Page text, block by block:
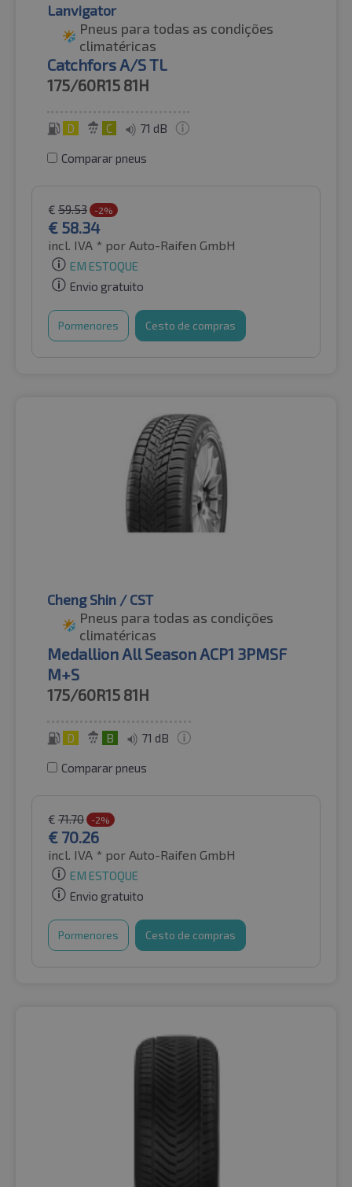
Lanvigator
Pneus para todas as condições
climatéricas
Catchfors A/S TL
175/60R15 81H
D C 71 dB
Comparar pneus
€ 59.53 -2%
€ 58.34
incl. IVA * por Auto-Raifen GmbH
EM ESTOQUE
Envio gratuito
Pormenores Cesto de compras
Cheng Shin / CST
Pneus para todas as condições
climatéricas
Medallion All Season ACP1 3PMSF
M+S
175/60R15 81H
D B 71 dB
Comparar pneus
€ 71.70 -2%
€ 70.26
incl. IVA * por Auto-Raifen GmbH
EM ESTOQUE
Envio gratuito
Pormenores Cesto de compras